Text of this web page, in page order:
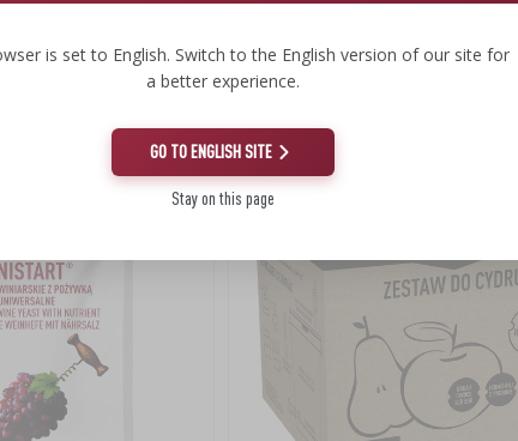
53,05 EUR/kg
is set to English. Switch to the English version of our site for
a better experience.
GO TO ENGLISH SITE
Stay on this page